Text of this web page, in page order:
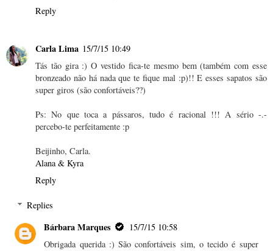
Reply
Carla Lima 15/7/15 10:49
Tás tão gira :) O vestido fica-te mesmo bem (também com esse
bronzeado não há nada que te fique mal :p)!! E esses sapatos são
super giros (são confortáveis??)
Ps: No que toca a pássaros, tudo é racional !!! A sério -.-
percebo-te perfeitamente :p
Beijinho, Carla.
Alana & Kyra
Reply
Replies
Bárbara Marques
15/7/15 10:58
Obrigada querida :) São confortáveis sim, o tecido é super